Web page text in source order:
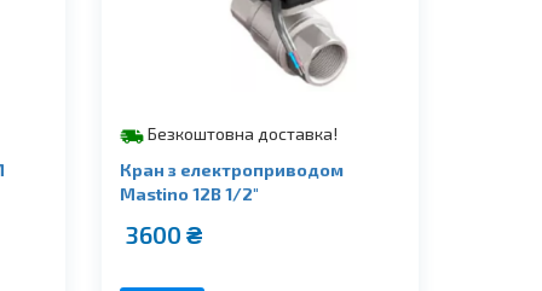
Безкоштовна доставка!
Кран з електроприводом
Mastino 12В 1/2″
3600 ₴